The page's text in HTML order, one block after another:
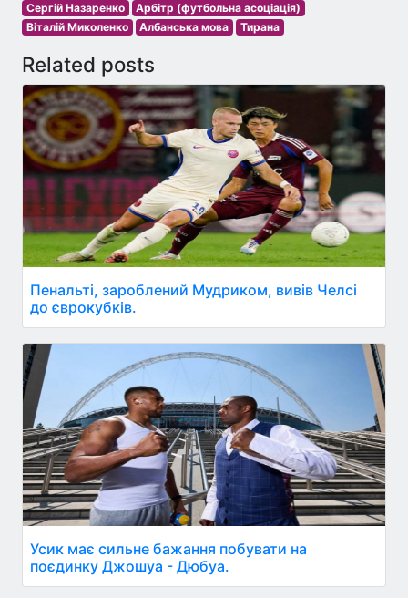
Сергій Назаренко
Арбітр (футбольна асоціація)
Віталій Миколенко
Албанська мова Тирана
Related posts
Пенальті, зароблений Мудриком, вивів Челсі
до єврокубків.
Усик має сильне бажання побувати на
поєдинку Джошуа - Дюбуа.